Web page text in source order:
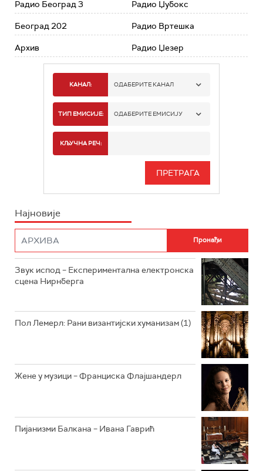
Радио Београд 3
Београд 202
Архив
Радио Џубокс
Радио Вртешка
Радио Џезер
КАНАЛ: ОДАБЕРИТЕ КАНАЛ
РАДИО БЕОГРАД 1
РАДИО БЕОГРАД 3
РАДИО РОКЕНРОЛЕР
РАДИО ЏЕЗЕР
ТИП ЕМИСИЈЕ: ОДАБЕРИТЕ ЕМИСИЈУ
КЉУЧНА РЕЧ:
Најновије
Звук испод – Експериментална електронска
сцена Нирнберга
Пол Лемерл: Рани византијски хуманизам (1)
Жене у музици – Франциска Флајшандерл
Пијанизми Балкана – Ивана Гаврић